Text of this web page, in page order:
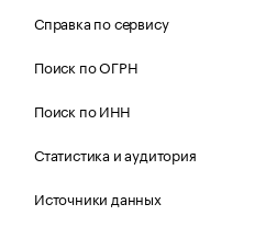
Справка по сервису
Поиск по ОГРН
Поиск по ИНН
Статистика и аудитория
Источники данных